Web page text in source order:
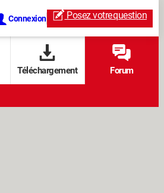
Connexion Posez votrequestion
Téléchargement Forum